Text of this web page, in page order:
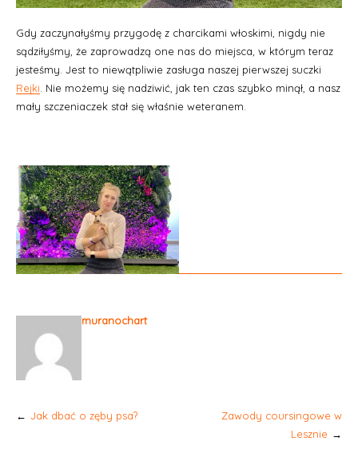
Gdy zaczynałyśmy przygodę z charcikami włoskimi, nigdy nie
sądziłyśmy, że zaprowadzą one nas do miejsca, w którym teraz
jesteśmy. Jest to niewątpliwie zasługa naszej pierwszej suczki
Rejki . Nie możemy się nadziwić, jak ten czas szybko minął, a nasz
mały szczeniaczek stał się właśnie weteranem.
muranochart
Nawigacja
Jak dbać o zęby psa?
Zawody coursingowe w
Lesznie